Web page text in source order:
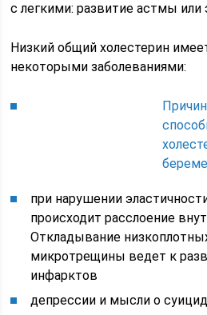
с легкими: развитие астмы
Низкий общий холестерин
некоторыми заболеваниями:
при нарушении
происходит расслоение
Откладывание
микротрещины ведет к
инфарктов
депрессии и мысли о